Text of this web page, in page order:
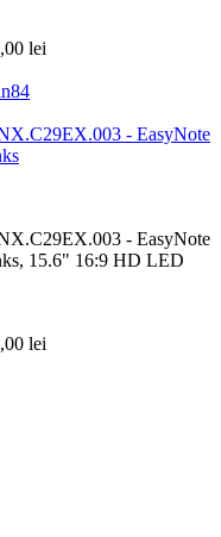
lei
- EasyNote
- EasyNote
15.6" 16:9 HD LED
lei